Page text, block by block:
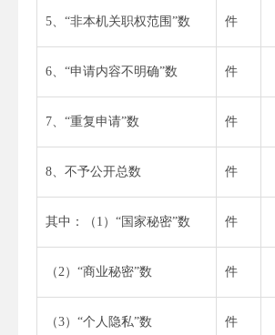
5、“非本机关职权范围”数 件
6、“申请内容不明确”数 件
7、“重复申请”数 件
8、不予公开总数 件
其中：（1）“国家秘密”数 件
（2）“商业秘密”数 件
（3）“个人隐私”数 件